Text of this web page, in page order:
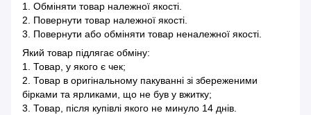
1. Обміняти товар належної якості.
2. Повернути товар належної якості.
3. Повернути або обміняти товар неналежної якості.
Який товар підлягає обміну:
1. Товар, у якого є чек;
2. Товар в оригінальному пакуванні зі збереженими
бірками та ярликами, що не був у вжитку;
3. Товар, після купівлі якого не минуло 14 днів.